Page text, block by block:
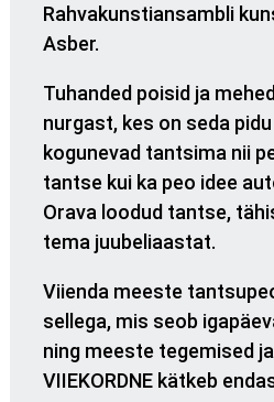
Rahvakunstiansambli
Asber.
Tuhanded poisid ja
nurgast, kes on seda
kogunevad tantsima nii
tantse kui ka peo idee
Orava loodud tantse,
tema juubeliaastat.
Viienda meeste
sellega, mis seob
ning meeste tegemised
VIIEKORDNE kätkeb